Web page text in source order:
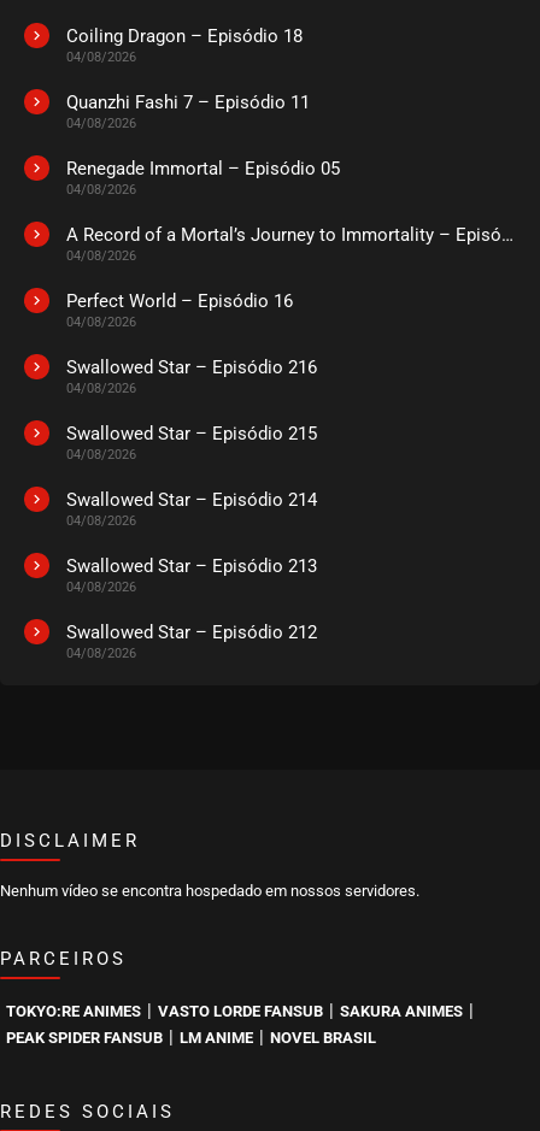
Coiling Dragon – Episódio 18
04/08/2026
Quanzhi Fashi 7 – Episódio 11
04/08/2026
Renegade Immortal – Episódio 05
04/08/2026
A Record of a Mortal’s Journey to Immortality – Episódio 73
04/08/2026
Perfect World – Episódio 16
04/08/2026
Swallowed Star – Episódio 216
04/08/2026
Swallowed Star – Episódio 215
04/08/2026
Swallowed Star – Episódio 214
04/08/2026
Swallowed Star – Episódio 213
04/08/2026
Swallowed Star – Episódio 212
04/08/2026
DISCLAIMER
Nenhum vídeo se encontra hospedado em nossos servidores.
PARCEIROS
TOKYO:RE ANIMES | VASTO LORDE FANSUB | SAKURA ANIMES |
PEAK SPIDER FANSUB | LM ANIME | NOVEL BRASIL
REDES SOCIAIS